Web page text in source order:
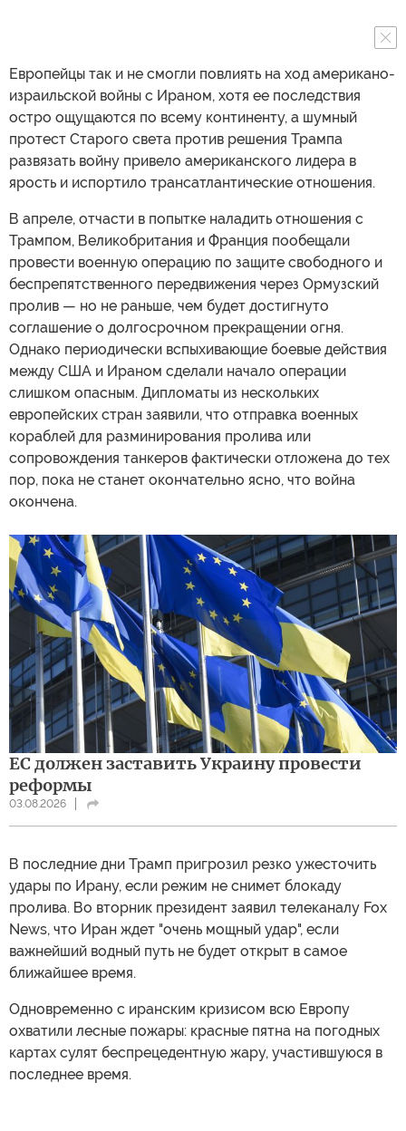
Европейцы так и не смогли повлиять на ход американо-
израильской войны с Ираном, хотя ее последствия
остро ощущаются по всему континенту, а шумный
протест Старого света против решения Трампа
развязать войну привело американского лидера в
ярость и испортило трансатлантические отношения.
В апреле, отчасти в попытке наладить отношения с
Трампом, Великобритания и Франция пообещали
провести военную операцию по защите свободного и
беспрепятственного передвижения через Ормузский
пролив — но не раньше, чем будет достигнуто
соглашение о долгосрочном прекращении огня.
Однако периодически вспыхивающие боевые действия
между США и Ираном сделали начало операции
слишком опасным. Дипломаты из нескольких
европейских стран заявили, что отправка военных
кораблей для разминирования пролива или
сопровождения танкеров фактически отложена до тех
пор, пока не станет окончательно ясно, что война
окончена.
ЕС должен заставить Украину провести
реформы
03.08.2026
В последние дни Трамп пригрозил резко ужесточить
удары по Ирану, если режим не снимет блокаду
пролива. Во вторник президент заявил телеканалу Fox
News, что Иран ждет "очень мощный удар", если
важнейший водный путь не будет открыт в самое
ближайшее время.
Одновременно с иранским кризисом всю Европу
охватили лесные пожары: красные пятна на погодных
картах сулят беспрецедентную жару, участившуюся в
последнее время.